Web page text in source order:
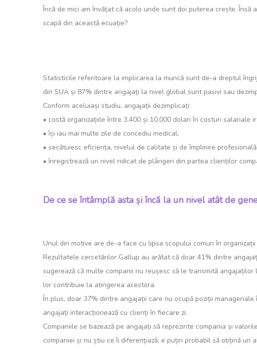
Încă de mici am învățat că acolo unde sunt doi puterea crește.
scapă din această ecuație?
Statisticile referitoare la implicarea la muncă sunt de-a dreptul
din SUA și 87% dintre angajați la nivel global sunt pasivi sau
Conform aceluiași studiu, angajații dezimplicați:
• costă organizațiile între 3.400 și 10.000 dolari în costuri salariale
• își iau mai multe zile de concediu medical;
• secătuiesc eficiența, nivelul de calitate și de împlinire
• înregistrează un nivel ridicat de plângeri din partea clienților
De ce se întâmplă asta și încă la un nivel atât de
Unul din motive are de-a face cu lipsa scopului comun în
Rezultatele cercetărilor Gallup au arătat că doar 41% dintre
sugerează că multe companii nu reușesc să le transmită
lor contribuie la atingerea acestora.
În plus, doar 37% dintre angajații care nu ocupă poziții
angajați interacționează cu clienți în fiecare zi.
Companiile se bazează pe angajați să reprezinte compania și
companiei și nu știu ce îi diferențiază, e puțin probabil să obțină